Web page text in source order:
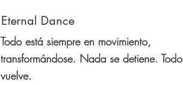
Eternal Dance
Todo está siempre en movimiento,
transformándose. Nada se detiene. Todo
vuelve.